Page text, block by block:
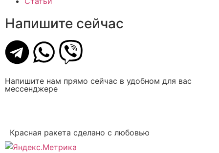
Напишите сейчас
Напишите нам прямо сейчас в удобном для вас
мессенджере
Красная ракета сделано с любовью